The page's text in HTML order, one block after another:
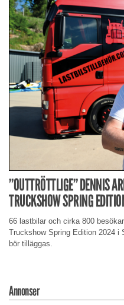
”OUTTRÖTTLIGE” DENNIS
TRUCKSHOW SPRING
66 lastbilar och cirka 800
Truckshow Spring Edition 2024 i
bör tilläggas.
Annonser